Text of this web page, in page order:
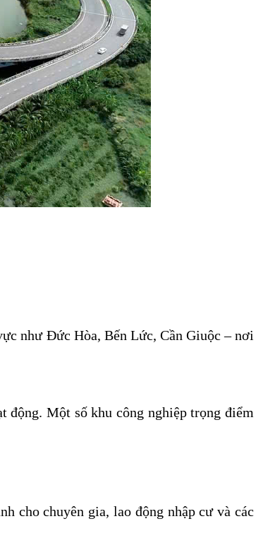
như Đức Hòa, Bến Lức, Cần Giuộc – nơi
động. Một số khu công nghiệp trọng điểm
cho chuyên gia, lao động nhập cư và các